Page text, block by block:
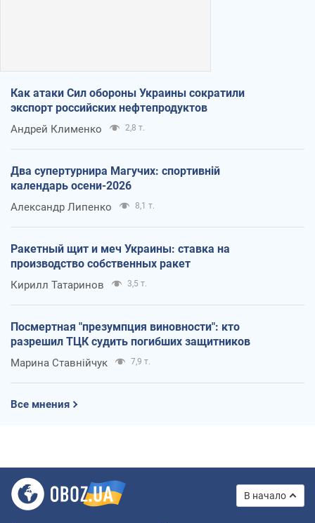
Как атаки Сил обороны Украины сократили
экспорт российских нефтепродуктов
Андрей Клименко 2,8 т.
Два супертурнира Магучих: спортивній
календарь осени-2026
Александр Липенко 8,1 т.
Ракетный щит и меч Украины: ставка на
производство собственных ракет
Кирилл Татаринов 3,5 т.
Посмертная "презумпция виновности": кто
разрешил ТЦК судить погибших защитников
Марина Ставнійчук 7,9 т.
Все мнения
В начало